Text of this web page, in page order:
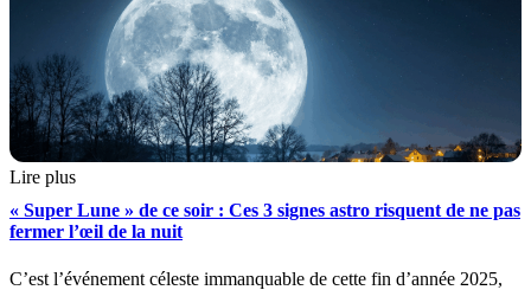
Lire plus
« Super Lune » de ce soir : Ces 3 signes astro risquent de ne pas
fermer l’œil de la nuit
C’est l’événement céleste immanquable de cette fin d’année 2025,